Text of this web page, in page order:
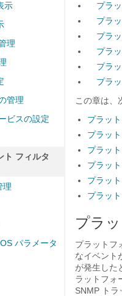
示
理
管理
ビスの設定
ト フィルタ
理
パラメータ
プラ
プラ
プラ
プラ
プラ
プラ
この章は、
プラッ
プラッ
プラッ
プラッ
プラッ
プラッ
プラ
プラットフ
なイベント
が発生した
ラットフォ
SNMP トラ